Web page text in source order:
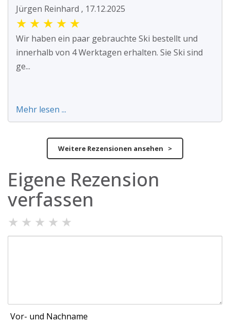
Jürgen Reinhard , 17.12.2025
★ ★ ★ ★ ★
Wir haben ein paar gebrauchte Ski bestellt und
innerhalb von 4 Werktagen erhalten. Sie Ski sind
ge...
Mehr lesen ...
Weitere Rezensionen ansehen >
Eigene Rezension
verfassen
★ ★ ★ ★ ★
Vor- und Nachname